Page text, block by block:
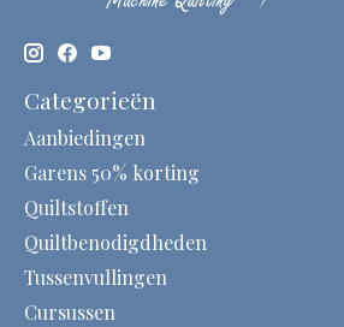
Categorieën
Aanbiedingen
Garens 50% korting
Quiltstoffen
Quiltbenodigdheden
Tussenvullingen
Cursussen